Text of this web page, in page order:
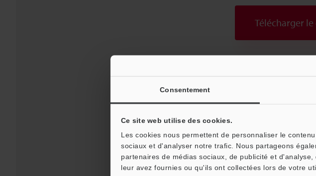
Consentement
Ce site web utilise des cookies.
Les cookies nous permettent de personnaliser le
sociaux et d'analyser notre trafic. Nous partageons
partenaires de médias sociaux, de publicité et
leur avez fournies ou qu'ils ont collectées lors de votre
Télécharger
Produits: